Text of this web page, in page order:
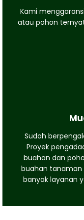
Kami
atau pohon
Sudah
Proyek
buahan dan
buahan tanaman
banyak layanan